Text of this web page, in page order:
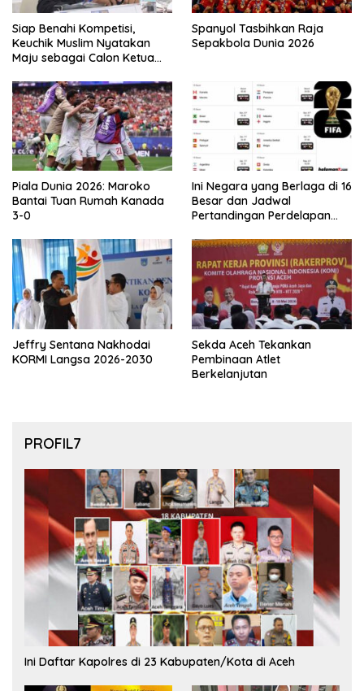
Siap Benahi Kompetisi,
Keuchik Muslim Nyatakan
Maju sebagai Calon Ketua
Spanyol Tasbihkan Raja
Sepakbola Dunia 2026
Piala Dunia 2026: Maroko
Bantai Tuan Rumah Kanada
3-0
Ini Negara yang Berlaga di 16
Besar dan Jadwal
Pertandingan Perdelapan
Jeffry Sentana Nakhodai
KORMI Langsa 2026-2030
Sekda Aceh Tekankan
Pembinaan Atlet
Berkelanjutan
PROFIL7
Ini Daftar Kapolres di 23 Kabupaten/Kota di Aceh